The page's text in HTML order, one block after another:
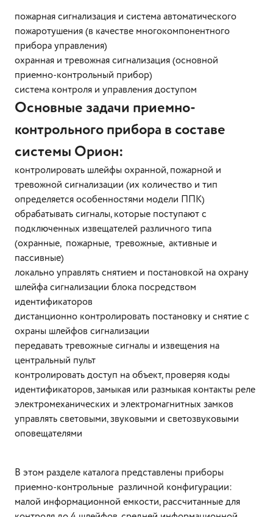
пожарная сигнализация и система автоматического
пожаротушения (в качестве многокомпонентного
прибора управления)
охранная и тревожная сигнализация (основной
приемно-контрольный прибор)
система контроля и управления доступом
Основные задачи приемно-
контрольного прибора в составе
системы Орион:
контролировать шлейфы охранной, пожарной и
тревожной сигнализации (их количество и тип
определяется особенностями модели ППК)
обрабатывать сигналы, которые поступают с
подключенных извещателей различного типа
(охранные, пожарные, тревожные, активные и
пассивные)
локально управлять снятием и постановкой на охрану
шлейфа сигнализации блока посредством
идентификаторов
дистанционно контролировать постановку и снятие с
охраны шлейфов сигнализации
передавать тревожные сигналы и извещения на
центральный пульт
контролировать доступ на объект, проверяя коды
идентификаторов, замыкая или размыкая контакты реле
электромеханических и электромагнитных замков
управлять световыми, звуковыми и светозвуковыми
оповещателями
В этом разделе каталога представлены приборы
приемно-контрольные различной конфигурации:
малой информационной емкости, рассчитанные для